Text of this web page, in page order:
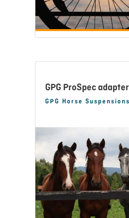
GPG ProSpec adapter
GPG Horse Suspensions